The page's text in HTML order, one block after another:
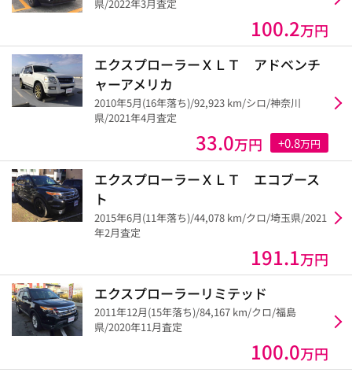
県/2022年3月査定
100.2万円
エクスプローラーＸＬＴ アドベンチ
ャーアメリカ
2010年5月(16年落ち)/92,923 km/シロ/神奈川
県/2021年4月査定
33.0万円 +0.8万円
エクスプローラーＸＬＴ エコブース
ト
2015年6月(11年落ち)/44,078 km/クロ/埼玉県/2021
年2月査定
191.1万円
エクスプローラーリミテッド
2011年12月(15年落ち)/84,167 km/クロ/福島
県/2020年11月査定
100.0万円